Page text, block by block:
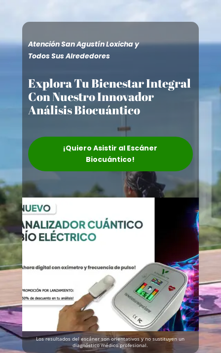
Atención San Agustín Loxicha y
Todos Sus Alrededores
Explora Tu Bienestar Integral
Con Nuestro Innovador
Análisis Biocuántico
¡Quiero Asistir al Escáner
Biocuántico!
Los resultados del escáner son orientativos y no sustituyen un
diagnóstico médico profesional.